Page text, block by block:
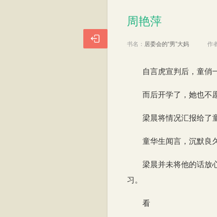
周艳萍
书名： 居委会的“男”大妈 作
自言虎宣判后，童俏
而后开学了，她也不
梁晨将情况汇报给了
童华生闻言，沉默良
梁晨并未将他的话放
习。
看
